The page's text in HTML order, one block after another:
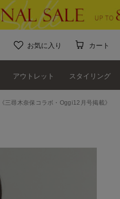
お気に入り カート
アウトレット スタイリング
三尋木奈保コラボ・Oggi12月号掲載》